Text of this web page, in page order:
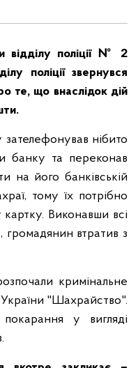
відділу поліції № 2
поліції звернувся
те, що внаслідок дій
нібито
банку та переконав
на його банківській
тому їх потрібно
Виконавши всі
громадянин втратив з
кримінальне
"Шахрайство".
у вигляді